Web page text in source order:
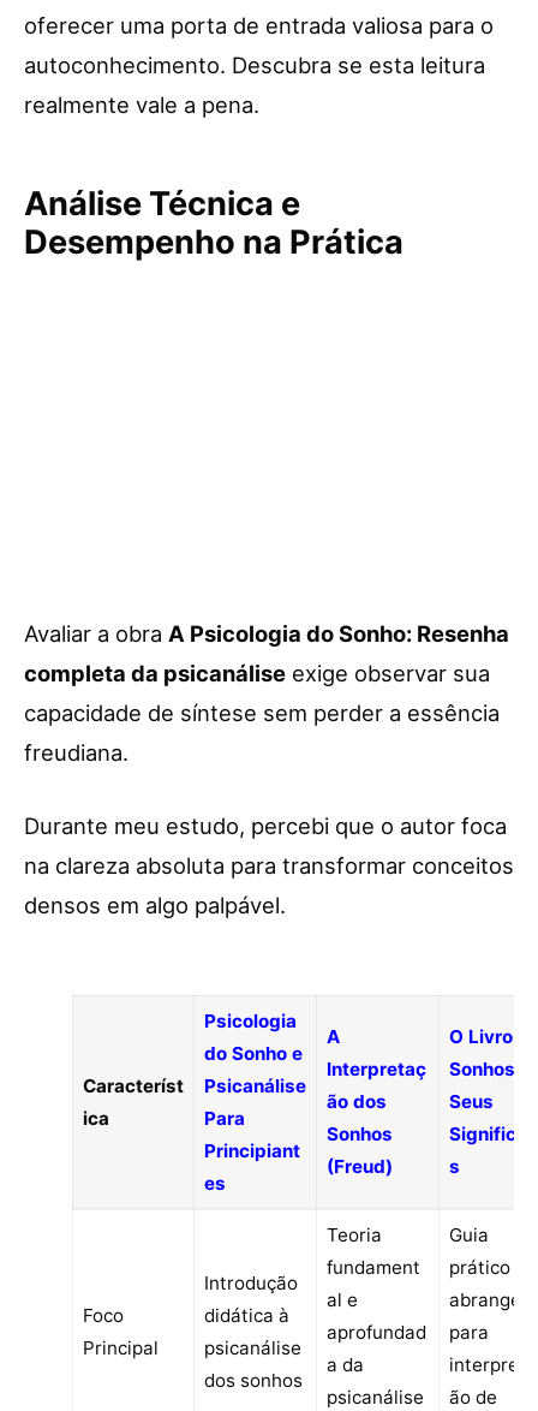
oferecer uma porta de entrada valiosa para o
autoconhecimento. Descubra se esta leitura
realmente vale a pena.
Análise Técnica e
Desempenho na Prática
Avaliar a obra A Psicologia do Sonho: Resenha
completa da psicanálise exige observar sua
capacidade de síntese sem perder a essência
freudiana.
Durante meu estudo, percebi que o autor foca
na clareza absoluta para transformar conceitos
densos em algo palpável.
Característ
ica
Psicologia
do Sonho e
Psicanálise
Para
Principiant
es
A
Interpretaç
ão dos
Sonhos
(Freud)
O Livro
Sonhos e
Seus
s
Foco
Principal
Introdução
didática à
psicanálise
dos sonhos
Teoria
fundament
al e
aprofundad
a da
psicanálise
Guia
prático e
para
ão de